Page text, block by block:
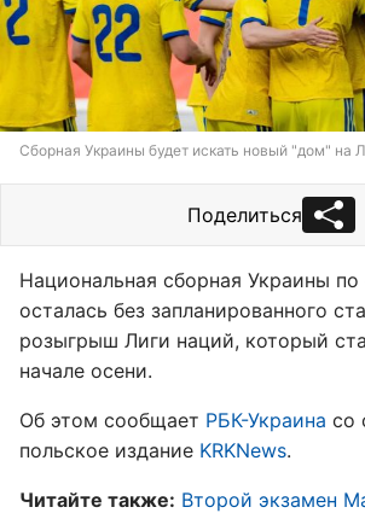
Сборная Украины будет искать новый "дом" на
Поделиться
Национальная сборная Украины по
осталась без запланированного
розыгрыш Лиги наций, который
начале осени.
Об этом сообщает РБК-Украина со
польское издание KRKNews.
Читайте также: Второй экзамен